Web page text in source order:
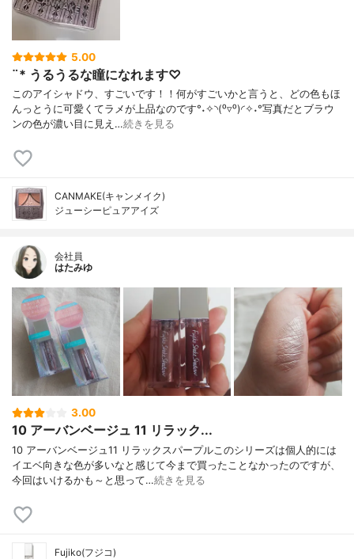
5.00
¨* うるうるな瞳になれます♡
このアイシャドウ、すごいです！！何がすごいかと言うと、どの色もほ
んっとうに可愛くてラメが上品なのです°˖✧◝(⁰▿⁰)◜✧˖°写真だとブラウ
ンの色が濃い目に見え…続きを見る
CANMAKE(キャンメイク)
ジューシーピュアアイズ
会社員
はたみゆ
3.00
10 アーバンベージュ 11 リラック...
10 アーバンベージュ11 リラックスパープルこのシリーズは個人的には
イエベ向きな色が多いなと感じて今まで買ったことなかったのですが、
今回はいけるかも～と思って…続きを見る
Fujiko(フジコ)